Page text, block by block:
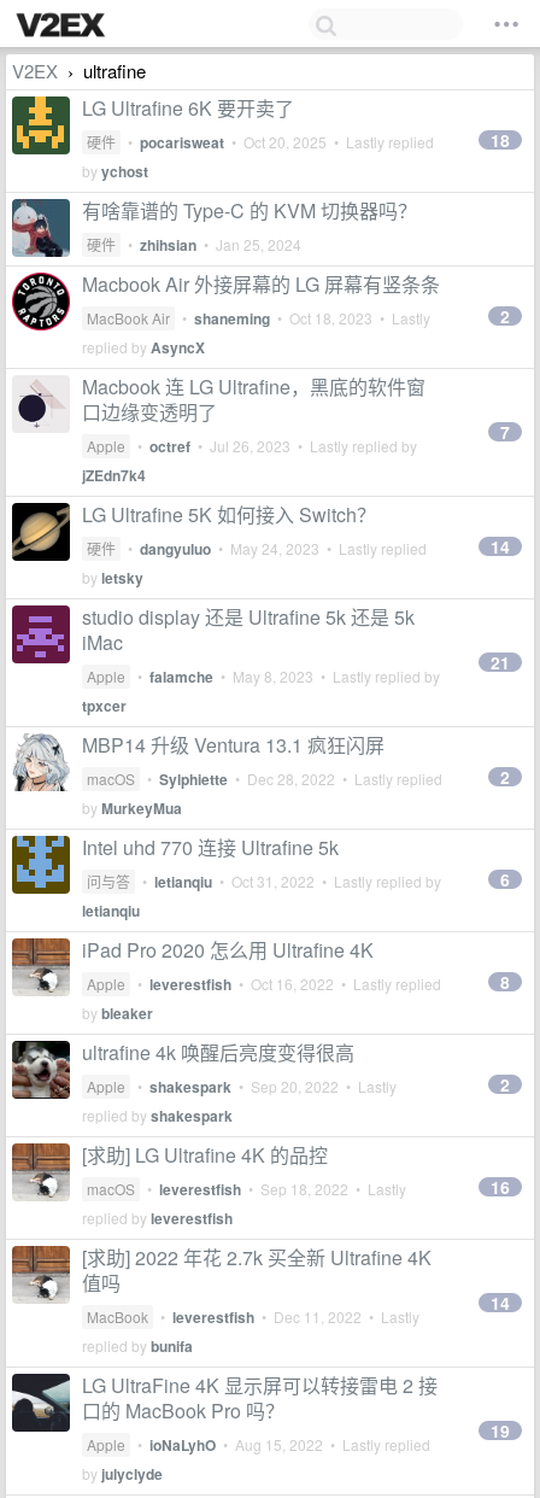
V2EX › ultrafine
LG Ultrafine 6K 要开卖了
硬件 • pocarisweat • Oct 20, 2025 • Lastly replied
byychost
18
有啥靠谱的 Type-C 的 KVM 切换器吗？
硬件 • zhihsian • Jan 25, 2024
Macbook Air 外接屏幕的 LG 屏幕有竖条条
MacBook Air • shaneming • Oct 18, 2023 • Lastly
replied byAsyncX
2
Macbook 连 LG Ultrafine，黑底的软件窗
口边缘变透明了
Apple • octref • Jul 26, 2023 • Lastly replied by
jZEdn7k4
7
LG Ultrafine 5K 如何接入 Switch？
硬件 • dangyuluo • May 24, 2023 • Lastly replied
byletsky
14
studio display 还是 Ultrafine 5k 还是 5k
iMac
Apple • falamche • May 8, 2023 • Lastly replied by
tpxcer
21
MBP14 升级 Ventura 13.1 疯狂闪屏
macOS • Sylphiette • Dec 28, 2022 • Lastly replied
byMurkeyMua
2
Intel uhd 770 连接 Ultrafine 5k
问与答 • letianqiu • Oct 31, 2022 • Lastly replied by
letianqiu
6
iPad Pro 2020 怎么用 Ultrafine 4K
Apple • leverestfish • Oct 16, 2022 • Lastly replied
bybleaker
8
ultrafine 4k 唤醒后亮度变得很高
Apple • shakespark • Sep 20, 2022 • Lastly
replied byshakespark
2
[求助] LG Ultrafine 4K 的品控
macOS • leverestfish • Sep 18, 2022 • Lastly
replied byleverestfish
16
[求助] 2022 年花 2.7k 买全新 Ultrafine 4K
值吗
MacBook • leverestfish • Dec 11, 2022 • Lastly
replied bybunifa
14
LG UltraFine 4K 显示屏可以转接雷电 2 接
口的 MacBook Pro 吗？
Apple • ioNaLyhO • Aug 15, 2022 • Lastly replied
by julyclyde
19